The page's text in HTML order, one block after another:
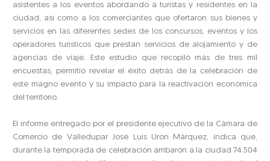
asistentes a los eventos abordando a turistas y residentes en la
ciudad, así como a los comerciantes que ofertaron sus bienes y
servicios en las diferentes sedes de los concursos, eventos y los
operadores turísticos que prestan servicios de alojamiento y de
agencias de viaje. Este estudio que recopiló más de tres mil
encuestas, permitió revelar el éxito detrás de la celebración de
este magno evento y su impacto para la reactivación económica
del territorio.
El informe entregado por el presidente ejecutivo de la Cámara de
Comercio de Valledupar José Luís Urón Márquez, indica que,
durante la temporada de celebración arribaron a la ciudad 74.504